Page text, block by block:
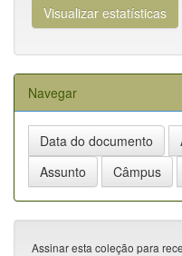
Visualizar estatísticas
Navegar
Assinar esta coleção para